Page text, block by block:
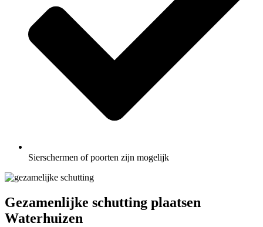
Sierschermen of poorten zijn mogelijk
Gezamenlijke schutting plaatsen
Waterhuizen